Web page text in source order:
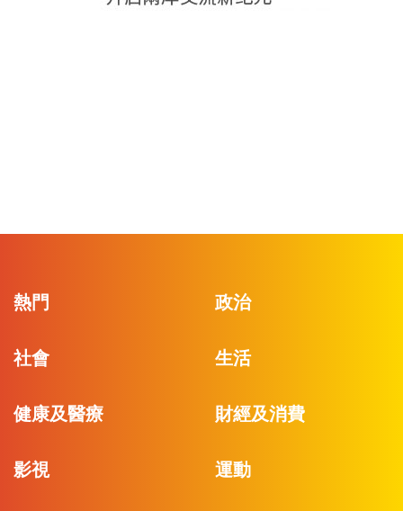
熱門 政治
社會 生活
健康及醫療 財經及消費
影視 運動